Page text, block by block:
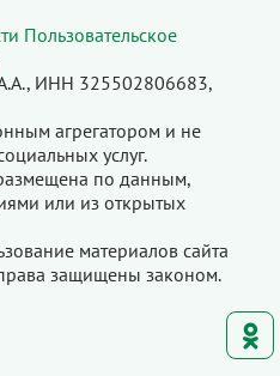
Пользовательское
ИНН 325502806683,
агрегатором и не
услуг.
по данным,
или из открытых
материалов сайта
защищены законом.